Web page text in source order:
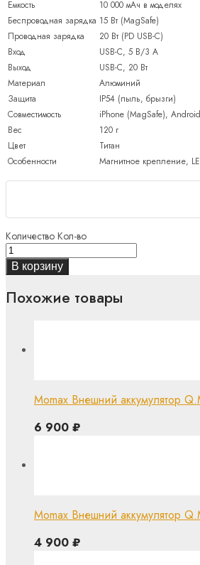
Емкость
10 000 мАч в моделях
Беспроводная зарядка 15 Вт (MagSafe)
Проводная зарядка
20 Вт (PD USB-C)
Вход
USB-C, 5 В/3 А
Выход
USB-C, 20 Вт
Материал
Алюминий
Защита
IP54 (пыль, брызги)
Совместимость
iPhone (MagSafe), Android
Вес
120 г
Цвет
Титан
Особенности
Магнитное крепление,
Количество Кол-во
В корзину
Похожие товары
Momax Внешний аккумулятор
6 900 ₽
Momax Внешний аккумулятор
4 900 ₽